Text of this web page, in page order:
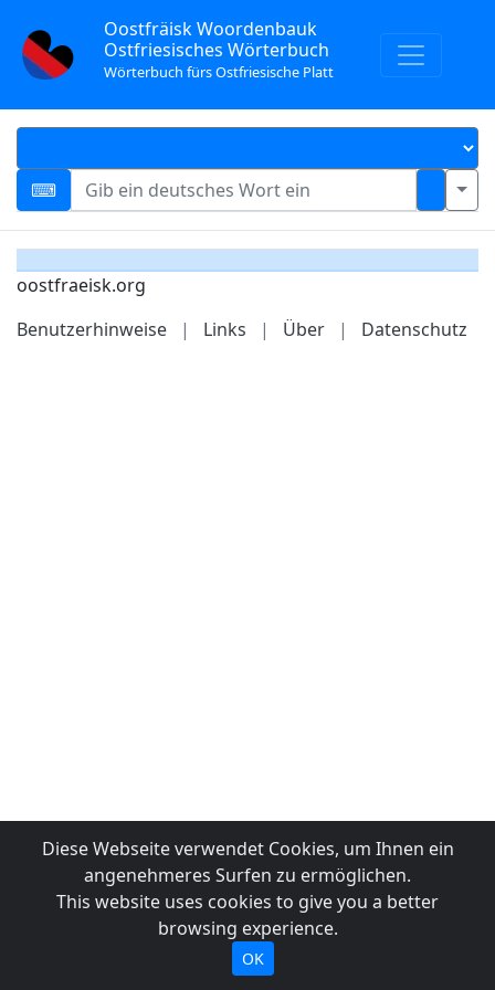
Oostfräisk Woordenbauk
Ostfriesisches Wörterbuch
Wörterbuch fürs Ostfriesische Platt
oostfraeisk.org
Benutzerhinweise
| Links | Über | Datenschutz
Diese Webseite verwendet Cookies, um Ihnen ein
angenehmeres Surfen zu ermöglichen.
This website uses cookies to give you a better
browsing experience.
OK